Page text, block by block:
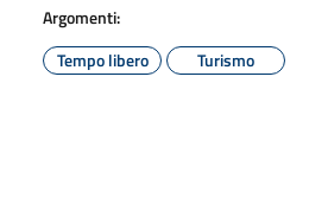
Argomenti:
Tempo libero
Turismo